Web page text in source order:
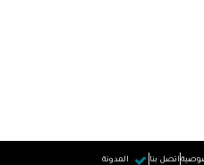
اتصل بنا المدونة